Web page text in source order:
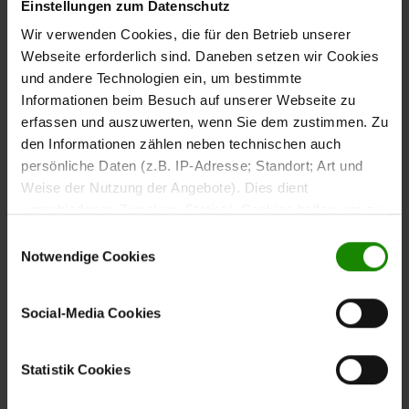
Einstellungen zum Datenschutz
Wir verwenden Cookies, die für den Betrieb unserer
Webseite erforderlich sind. Daneben setzen wir Cookies
und andere Technologien ein, um bestimmte
Informationen beim Besuch auf unserer Webseite zu
erfassen und auszuwerten, wenn Sie dem zustimmen. Zu
den Informationen zählen neben technischen auch
persönliche Daten (z.B. IP-Adresse; Standort; Art und
Weise der Nutzung der Angebote). Dies dient
nutzen, indem sie Informationen sammeln und sie
anonymisiert für statistische Zwecke auszuwerten.
Marketing Cookies helfen uns, Ihnen personalisierte
Werbung anzuzeigen. Social-Media-Cookies ermöglichen
um Inhalte und Werbung innerhalb Ihrer Netzwerke
Notwendige Cookies
Social-Media Cookies
Statistik Cookies
Gütepässe zum
Nachlesen
Du möchtest es ganz genau wissen? Dann schau
in unsere Gütepässe im Downloadbereich. Dort
findest du alle Details zu Materialien, Qualität
und geprüfter Sicherheit – ganz transparent und
einfach zum Herunterladen.
Gütepässe für Küchen